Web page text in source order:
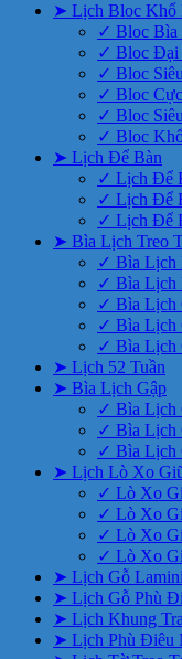
➤ Lịch Bloc Khổ
✓ Bloc Bìa
✓ Bloc Đại
✓ Bloc
✓ Bloc
✓ Bloc
✓ Bloc
➤ Lịch Để Bàn
✓ Lịch Để
✓ Lịch Để
✓ Lịch Để
➤ Bìa Lịch Treo
✓ Bìa Lịch
✓ Bìa Lịch
✓ Bìa Lịch
✓ Bìa Lịch
✓ Bìa Lịch
➤ Lịch 52 Tuần
➤ Bìa Lịch Gập
✓ Bìa Lịch
✓ Bìa Lịch
✓ Bìa Lịch
➤ Lịch Lò Xo
✓ Lò Xo
✓ Lò Xo
✓ Lò Xo
✓ Lò Xo
➤ Lịch Gỗ
➤ Lịch Gỗ Phù
➤ Lịch Khung
➤ Lịch Phù Điêu